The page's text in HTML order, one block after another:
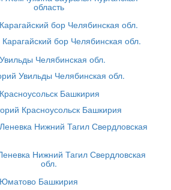
область
бор Челябинская обл.
Увильды Челябинская обл.
Красноусольск Башкирия
Нижний Тагил Свердловская
обл.